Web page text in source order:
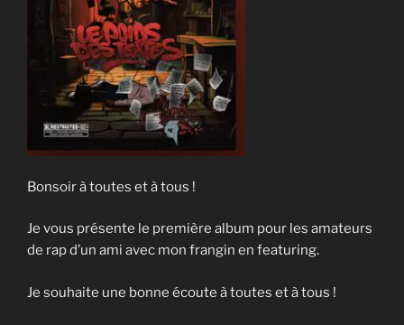
Bonsoir à toutes et à tous !
Je vous présente le première album pour les amateurs
de rap d’un ami avec mon frangin en featuring.
Je souhaite une bonne écoute à toutes et à tous !